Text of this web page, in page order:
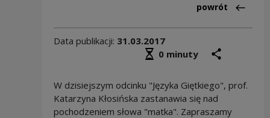
Powrót
powrót
Data publikacji: 31.03.2017
Średni czas czytania
0 minuty
W dzisiejszym odcinku "Języka Giętkiego", prof.
Katarzyna Kłosińska zastanawia się nad
pochodzeniem słowa "matka". Zapraszamy